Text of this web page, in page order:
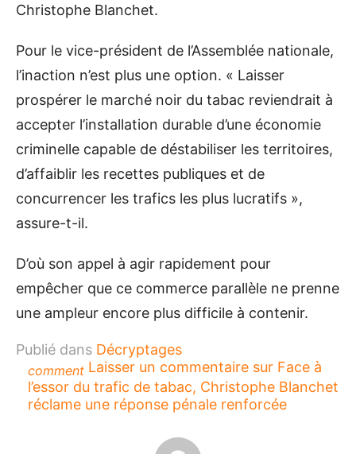
Christophe Blanchet.
Pour le vice-président de l’Assemblée nationale,
l’inaction n’est plus une option. « Laisser
prospérer le marché noir du tabac reviendrait à
accepter l’installation durable d’une économie
criminelle capable de déstabiliser les territoires,
d’affaiblir les recettes publiques et de
concurrencer les trafics les plus lucratifs »,
assure-t-il.
D’où son appel à agir rapidement pour
empêcher que ce commerce parallèle ne prenne
une ampleur encore plus difficile à contenir.
Publié dans Décryptages
comment Laisser un commentaire sur Face à
l’essor du trafic de tabac, Christophe Blanchet
réclame une réponse pénale renforcée